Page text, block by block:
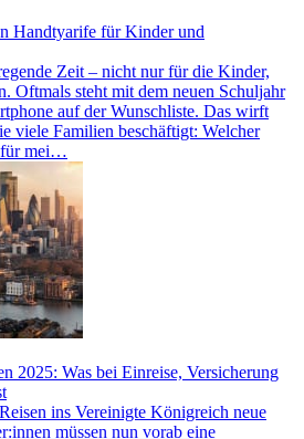
Handtyarife für Kinder und
Zeit – nicht nur für die Kinder,
Oftmals steht mit dem neuen Schuljahr
auf der Wunschliste. Das wirft
viele Familien beschäftigt: Welcher
für mei…
2025: Was bei Einreise, Versicherung
ins Vereinigte Königreich neue
müssen nun vorab eine